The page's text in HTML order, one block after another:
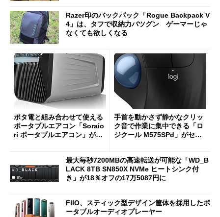
Razer印のバックパック「Rogue Backpack V
4」は、タフで収納力バツグン ゲーマーじゃ
なくても欲しくなる
ポタ電と組み合わせて使える
ポータブルエアコン「Soraio
ri ポータブルエアコン」がセ
手首を動かさず静かなクリッ
ク音で作業に集中できる「ロ
ジクール M575SPd」がセー
最大毎秒7200MBの高速転送が可能な「WD_B
LACK 8TB SN850X NVMe ヒートシンク付
き」が18％オフの17万5087円に
FIIO、スティック型デザイン筐体を採用したポ
ータブルオーディオプレーヤー